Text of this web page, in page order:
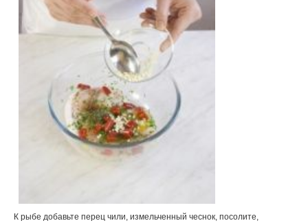
К рыбе добавьте перец чили, измельченный чеснок, посолите,